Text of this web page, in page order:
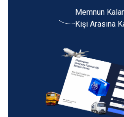
Memnun
Kişi Arasına